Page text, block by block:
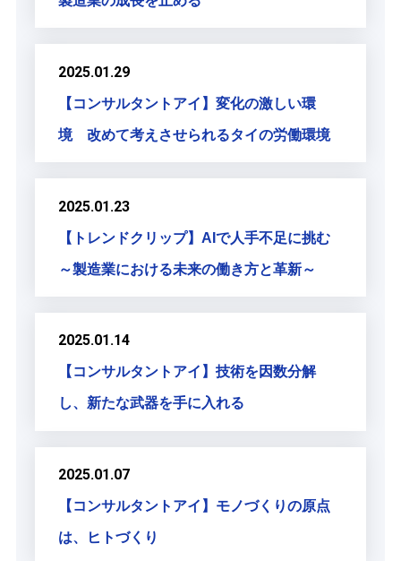
2025.01.29
【コンサルタントアイ】変化の激しい環
境 改めて考えさせられるタイの労働環境
2025.01.23
【トレンドクリップ】AIで人手不足に挑む
～製造業における未来の働き方と革新～
2025.01.14
【コンサルタントアイ】技術を因数分解
し、新たな武器を手に入れる
2025.01.07
【コンサルタントアイ】モノづくりの原点
は、ヒトづくり